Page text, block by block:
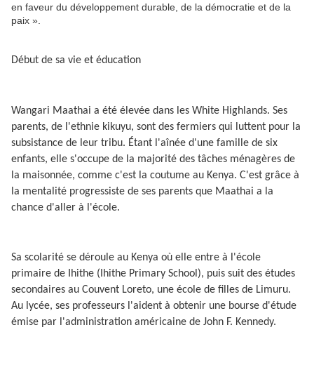
en faveur du développement durable, de la démocratie et de la
paix ».
Début de sa vie et éducation
Wangari Maathai a été élevée dans les White Highlands. Ses
parents, de l'ethnie kikuyu, sont des fermiers qui luttent pour la
subsistance de leur tribu. Étant l'aînée d'une famille de six
enfants, elle s'occupe de la majorité des tâches ménagères de
la maisonnée, comme c'est la coutume au Kenya. C'est grâce à
la mentalité progressiste de ses parents que Maathai a la
chance d'aller à l'école.
Sa scolarité se déroule au Kenya où elle entre à l'école
primaire de Ihithe (Ihithe Primary School), puis suit des études
secondaires au Couvent Loreto, une école de filles de Limuru.
Au lycée, ses professeurs l'aident à obtenir une bourse d'étude
émise par l'administration américaine de John F. Kennedy.